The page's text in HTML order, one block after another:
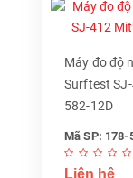
Máy đo độ
Surftest
582-12D
Mã SP: 178-
Liên hệ